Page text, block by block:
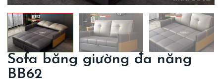
Sofa băng giường đa năng
BB62